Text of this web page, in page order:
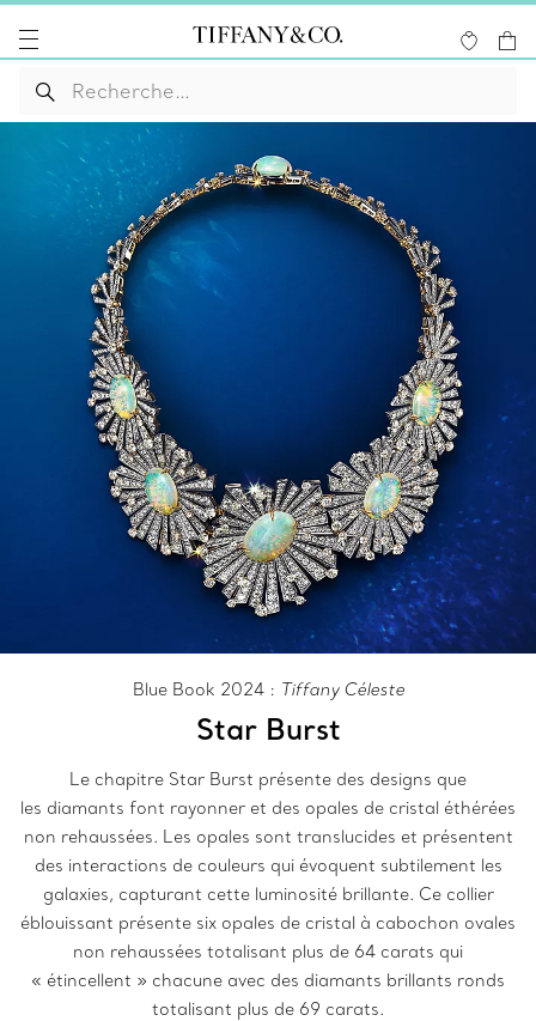
Blue Book 2024 : Tiffany Céleste
Star Burst
Le chapitre Star Burst présente des designs que
les diamants font rayonner et des opales de cristal éthérées
non rehaussées. Les opales sont translucides et présentent
des interactions de couleurs qui évoquent subtilement les
galaxies, capturant cette luminosité brillante. Ce collier
éblouissant présente six opales de cristal à cabochon ovales
non rehaussées totalisant plus de 64 carats qui
« étincellent » chacune avec des diamants brillants ronds
totalisant plus de 69 carats.